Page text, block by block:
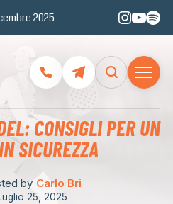
2025
CONSIGLI PER UN
SICUREZZA
by Carlo Bri
25, 2025